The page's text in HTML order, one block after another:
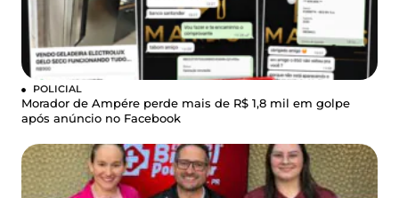
POLICIAL
Morador de Ampére perde mais de R$ 1,8 mil em golpe
após anúncio no Facebook